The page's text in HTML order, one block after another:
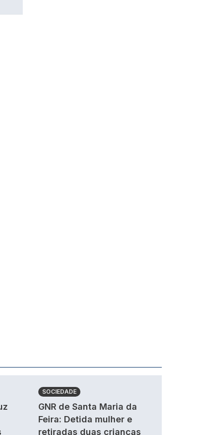
SOCIEDADE
GNR de Santa Maria da
Feira: Detida mulher e
retiradas duas crianças